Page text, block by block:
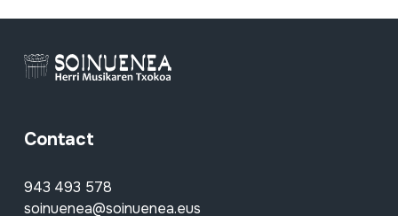
Contact
943 493 578
soinuenea@soinuenea.eus